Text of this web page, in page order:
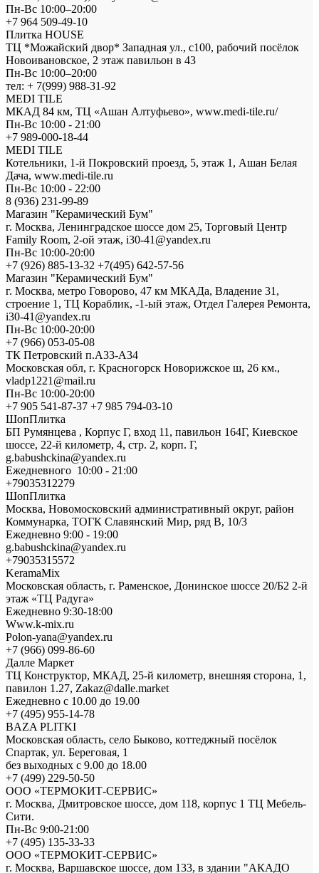
Пн-Вс 10:00–20:00
+7 964 509-49-10
Плитка HOUSE
ТЦ *Можайский двор* Западная ул., с100, рабочий посёлок
Новоивановское, 2 этаж павильон в 43
Пн-Вс 10:00–20:00
тел: + 7(999) 988-31-92
MEDI TILE
МКАД 84 км, ТЦ «Ашан Алтуфьево», www.medi-tile.ru/
Пн-Вс 10:00 - 21:00
+7 989-000-18-44
MEDI TILE
Котельники, 1-й Покровский проезд, 5, этаж 1, Ашан Белая
Дача, www.medi-tile.ru
Пн-Вс 10:00 - 22:00
8 (936) 231-99-89
Магазин "Керамический Бум"
г. Москва, Ленинградское шоссе дом 25, Торговый Центр
Family Room, 2-ой этаж, i30-41@yandex.ru
Пн-Вс 10:00-20:00
+7 (926) 885-13-32 +7(495) 642-57-56
Магазин "Керамический Бум"
г. Москва, метро Говорово, 47 км МКАДа, Владение 31,
строение 1, ТЦ Кораблик, -1-ый этаж, Отдел Галерея Ремонта,
i30-41@yandex.ru
Пн-Вс 10:00-20:00
+7 (966) 053-05-08
ТК Петровский п.А33-А34
Московская обл, г. Красногорск Новорижское ш, 26 км.,
vladp1221@mail.ru
Пн-Вс 10:00-20:00
+7 905 541-87-37 +7 985 794-03-10
ШопПлитка
БП Румянцева , Корпус Г, вход 11, павильон 164Г, Киевское
шоссе, 22-й километр, 4, стр. 2, корп. Г,
g.babushckina@yandex.ru
Ежедневного 10:00 - 21:00
+79035312279
ШопПлитка
Москва, Новомосковский административный округ, район
Коммунарка, ТОГК Славянский Мир, ряд В, 10/3
Ежедневно 9:00 - 19:00
g.babushckina@yandex.ru
+79035315572
KeramaMix
Московская область, г. Раменское, Донинское шоссе 20/Б2 2-й
этаж «ТЦ Радуга»
Ежедневно 9:30-18:00
Www.k-mix.ru
Polon-yana@yandex.ru
+7 (966) 099-86-60
Далле Маркет
ТЦ Конструктор, МКАД, 25-й километр, внешняя сторона, 1,
павилон 1.27, Zakaz@dalle.market
Ежедневно с 10.00 до 19.00
+7 (495) 955-14-78
BAZA PLITKI
Московская область, село Быково, коттеджный посёлок
Спартак, ул. Береговая, 1
без выходных с 9.00 до 18.00
+7 (499) 229-50-50
ООО «ТЕРМОКИТ-СЕРВИС»
г. Москва, Дмитровское шоссе, дом 118, корпус 1 ТЦ Мебель-
Сити.
Пн-Вс 9:00-21:00
+7 (495) 135-33-33
ООО «ТЕРМОКИТ-СЕРВИС»
г. Москва, Варшавское шоссе, дом 133, в здании "АКАДО